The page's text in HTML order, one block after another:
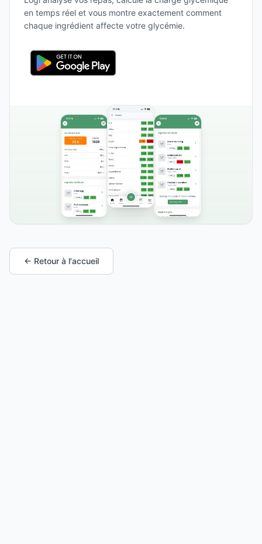
en temps réel et vous montre exactement comment
chaque ingrédient affecte votre glycémie.
← Retour à l'accueil